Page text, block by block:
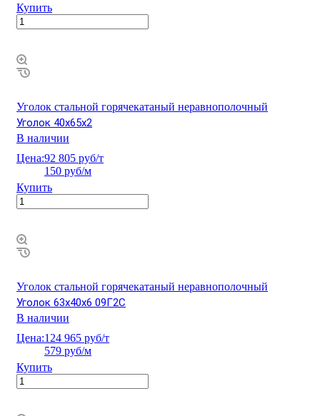
Купить
Уголок стальной горячекатаный неравнополочный
Уголок 40х65х2
В наличии
Цена:92 805 руб/т
150 руб/м
Купить
Уголок стальной горячекатаный неравнополочный
Уголок 63х40х6 09Г2С
В наличии
Цена:124 965 руб/т
579 руб/м
Купить